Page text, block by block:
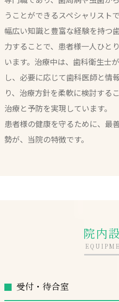
うことができるスペシャリストで
幅広い知識と豊富な経験を持つ
力することで、患者様一人ひと
います。治療中は、歯科衛生士
し、必要に応じて歯科医師と情
り、治療方針を柔軟に検討する
治療と予防を実現しています。
患者様の健康を守るために、最
勢が、当院の特徴です。
院内
受付・待合室